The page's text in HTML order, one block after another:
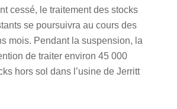
cessé, le traitement des stocks
se poursuivra au cours des
mois. Pendant la suspension, la
de traiter environ 45 000
hors sol dans l’usine de Jerritt